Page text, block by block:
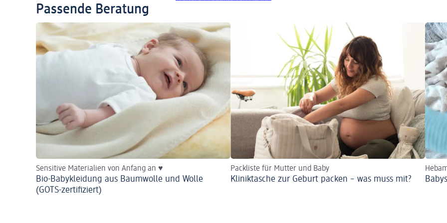
Passende Beratung
Sensitive Materialien von Anfang an ♥
Bio-Babykleidung aus Baumwolle und Wolle
(GOTS-zertifiziert)
Packliste für Mutter und Baby
Kliniktasche zur Geburt packen – was muss mit?